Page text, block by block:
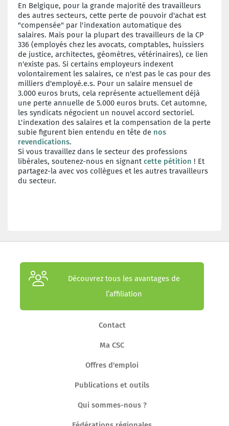
En Belgique, pour la grande majorité des travailleurs
des autres secteurs, cette perte de pouvoir d'achat est
"compensée" par l'indexation automatique des
salaires. Mais pour la plupart des travailleurs de la CP
336 (employés chez les avocats, comptables, huissiers
de justice, architectes, géomètres, vétérinaires), ce lien
n'existe pas. Si certains employeurs indexent
volontairement les salaires, ce n'est pas le cas pour des
milliers d'employé.e.s. Pour un salaire mensuel de
3.000 euros bruts, cela représente actuellement déjà
une perte annuelle de 5.000 euros bruts. Cet automne,
les syndicats négocient un nouvel accord sectoriel.
L'indexation des salaires et la compensation de la perte
subie figurent bien entendu en tête de nos
revendications.
Si vous travaillez dans le secteur des professions
libérales, soutenez-nous en signant cette pétition ! Et
partagez-la avec vos collègues et les autres travailleurs
du secteur.
Découvrez tous les avantages de
l’affiliation
Contact
Ma CSC
Offres d'emploi
Publications et outils
Qui sommes-nous ?